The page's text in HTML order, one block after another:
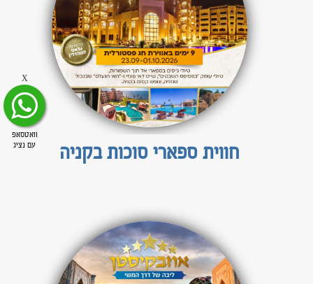
חווית ספארי סוכות בקניה
X
וואטסאפ
עם נציג